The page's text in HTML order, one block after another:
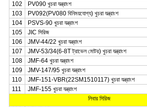
102
PV090 খুচরা যন্ত্রাংশ
103
PV092(PV080 বিনিময়যোগ্য) খুচরা যন্ত্রাংশ
104
PSVS-90 খুচরা যন্ত্রাংশ
105
JIC সিরিজ
106
JMV-44/22 খুচরা যন্ত্রাংশ
107
JMV-53/34(6-8T ট্রাভেল মোটর) খুচরা যন্ত্রাংশ
108
JMF-64 খুচরা যন্ত্রাংশ
109
JMV-147/95 খুচরা যন্ত্রাংশ
110
JMF-151-VBR(22SM1510117) খুচরা যন্ত্রাংশ
111
JMF-155 খুচরা যন্ত্রাংশ
লিবার সিরিজ